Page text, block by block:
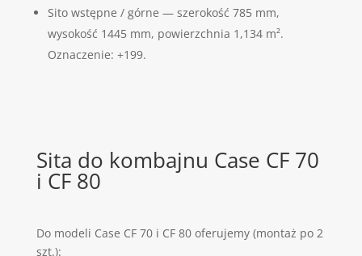
Sito wstępne / górne — szerokość 785 mm,
wysokość 1445 mm, powierzchnia 1,134 m².
Oznaczenie: +199.
Sita do kombajnu Case CF 70
i CF 80
Do modeli Case CF 70 i CF 80 oferujemy (montaż po 2
szt.):